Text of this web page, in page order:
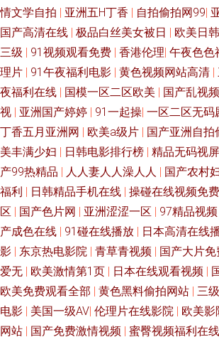
美色图天美 91草人网站 91久久九色蝌蚪 91在线视
区男人天堂 三级片网络 91国标精品 91影院成人 成
美女视频在线观看 波多野结衣成人片 大香蕉久人 国
产精品天干天干 久艹网伊人 日韩精品黄色 欧美精品
亚洲黄色网络 91大神看片网 91九色熟女露脸 91熟女
豆奶导航东京热 韩日a级 玖玖精爱爱 日本韩国A片 少
对白短视频 91在线微拍视频 www蜜桃tv 国产黑料福
堂网黄 人妖伪娘扩肛 少妇熟女一区二区 91豆花10
情文学自拍 | 亚洲五H丁香 | 自拍偷拍网99|
国产高清在线 | 极品白丝美女被日 | 欧美日
三级 | 91视频观看免费 | 香港伦理| 午夜色色
理片 | 91午夜福利电影 | 黄色视频网站高清 |
夜福利在线 | 国模一区二区欧美 | 国产乱视频
视 | 亚洲国产婷婷 | 91一起操| 一区二区无码
丁香五月亚洲网 | 欧美a级片 | 国产亚洲自拍
美丰满少妇 | 日韩电影排行榜 | 精品无码视屏
产99热精品 | 人人妻人人澡人人 | 国产农村
福利 | 日韩精品手机在线 | 操碰在线视频免费
区 | 国产色片网 | 亚洲涩涩一区 | 97精品视频
产成色在线 | 91碰在线播放 | 日本高清在线
影 | 东京热电影院 | 青草青视频 | 国产大片
爱无 | 欧美激情第1页 | 日本在线观看视频 |
欧美免费观看全部 | 黄色黑料偷拍网站 | 三
电影 | 美国一级AV| 伦理片在线影院 | 欧美影
网站 | 国产免费激情视频 | 蜜臀视频福利在线